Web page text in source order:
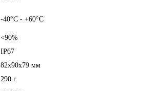
-40°C - +60°C
<90%
IP67
82x90x79 мм
290 г